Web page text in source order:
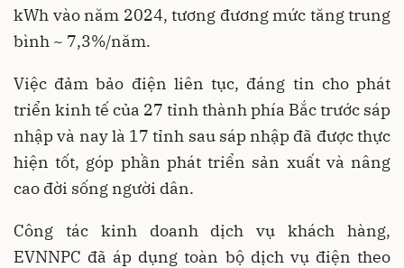
kWh vào năm 2024, tương đương mức tăng trung
bình ~ 7,3%/năm.
Việc đảm bảo điện liên tục, đáng tin cho phát
triển kinh tế của 27 tỉnh thành phía Bắc trước sáp
nhập và nay là 17 tỉnh sau sáp nhập đã được thực
hiện tốt, góp phần phát triển sản xuất và nâng
cao đời sống người dân.
Công tác kinh doanh dịch vụ khách hàng,
EVNNPC đã áp dụng toàn bộ dịch vụ điện theo